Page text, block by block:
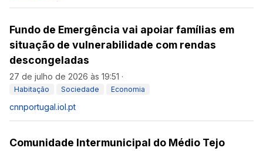
Fundo de Emergência vai apoiar famílias em
situação de vulnerabilidade com rendas
descongeladas
27 de julho de 2026 às 19:51 ·
Habitação Sociedade Economia
cnnportugal.iol.pt
Comunidade Intermunicipal do Médio Tejo